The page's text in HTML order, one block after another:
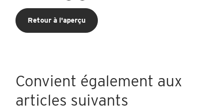
Retour à l'aperçu
Convient également aux
articles suivants